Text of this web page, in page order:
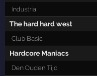
Industria
The hard hard west
Club Basic
Hardcore Maniacs
Den Ouden Tijd